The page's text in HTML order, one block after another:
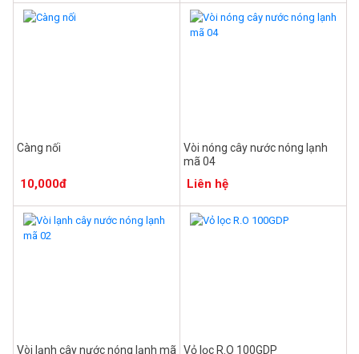
Càng nối
10,000đ
Vòi nóng cây nước nóng lạnh
mã 04
Liên hệ
Vòi lạnh cây nước nóng lạnh mã Vỏ lọc R.O 100GDP